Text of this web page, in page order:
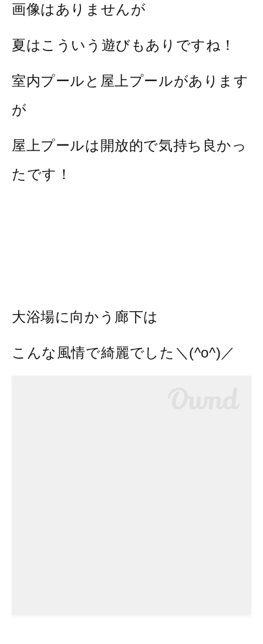
画像はありませんが
夏はこういう遊びもありですね！
室内プールと屋上プールがあります
が
屋上プールは開放的で気持ち良かっ
たです！
大浴場に向かう廊下は
こんな風情で綺麗でした＼(^o^)／